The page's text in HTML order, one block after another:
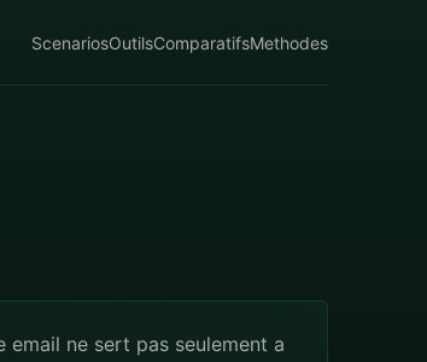
ScenariosOutilsComparatifsMethodes
email ne sert pas seulement a